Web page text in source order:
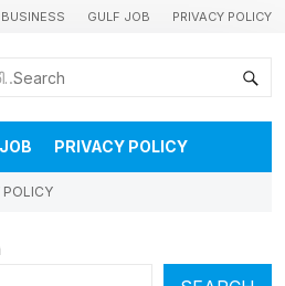
BUSINESS GULF JOB PRIVACY POLICY
കുവൈറ്റിലെ വാർത്തകളും വിശേഷങ്ങളും തൽസമയം അറിയാൻ
PRIVACY POLICY
POLICY